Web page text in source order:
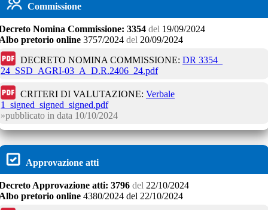
Commissione
Nomina Commissione: 3354 del 19/09/2024
pretorio online 3757/2024 del 20/09/2024
DECRETO NOMINA COMMISSIONE: DR 3354_
24_SSD_AGRI-03_A_D.R.2406_24.pdf
CRITERI DI VALUTAZIONE: Verbale
1_signed_signed_signed.pdf
pubblicato in data 10/10/2024
Approvazione atti
Approvazione atti: 3796 del 22/10/2024
pretorio online 4380/2024 del 22/10/2024